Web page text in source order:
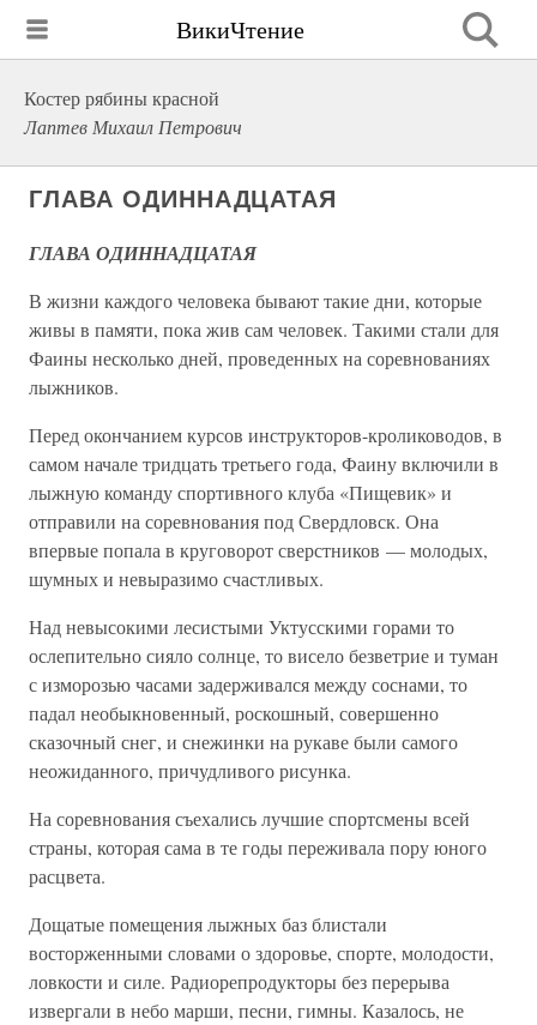
ВикиЧтение
Костер рябины красной
Лаптев Михаил Петрович
ГЛАВА ОДИННАДЦАТАЯ
ГЛАВА ОДИННАДЦАТАЯ
В жизни каждого человека бывают такие дни, которые
живы в памяти, пока жив сам человек. Такими стали для
Фаины несколько дней, проведенных на соревнованиях
лыжников.
Перед окончанием курсов инструкторов-кролиководов, в
самом начале тридцать третьего года, Фаину включили в
лыжную команду спортивного клуба «Пищевик» и
отправили на соревнования под Свердловск. Она
впервые попала в круговорот сверстников — молодых,
шумных и невыразимо счастливых.
Над невысокими лесистыми Уктусскими горами то
ослепительно сияло солнце, то висело безветрие и туман
с изморозью часами задерживался между соснами, то
падал необыкновенный, роскошный, совершенно
сказочный снег, и снежинки на рукаве были самого
неожиданного, причудливого рисунка.
На соревнования съехались лучшие спортсмены всей
страны, которая сама в те годы переживала пору юного
расцвета.
Дощатые помещения лыжных баз блистали
восторженными словами о здоровье, спорте, молодости,
ловкости и силе. Радиорепродукторы без перерыва
извергали в небо марши, песни, гимны. Казалось, не